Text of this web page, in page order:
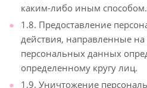
каким-либо иным способом.
1.8. Предоставление
действия, направленные на
персональных данных
определенному кругу лиц.
1.9. Уничтожение